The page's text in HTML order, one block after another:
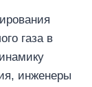
газа в
инженеры